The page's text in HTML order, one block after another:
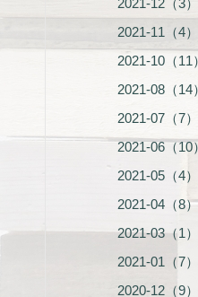
2021-12（3）
2021-11（4）
2021-10（11）
2021-08（14）
2021-07（7）
2021-06（10）
2021-05（4）
2021-04（8）
2021-03（1）
2021-01（7）
2020-12（9）